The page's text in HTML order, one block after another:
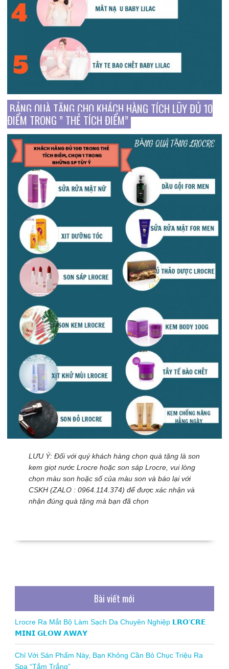
BẢNG QUÀ TẶNG CHO KHÁCH HÀNG TÍCH LŨY ĐỦ 10
ĐIỂM TRONG ” THẺ TÍCH ĐIỂM”
LƯU Ý: Đối với quý khách hàng chọn quà tặng là son
kem giọt nước Lrocre hoặc son sáp Lrocre, vui lòng
chọn màu son hoặc số của màu son và báo lại với
CSKH (ZALO : 0964.114.374) để được xác nhận và
nhận đúng quà tặng mà bạn đã chọn
Bài viết mới
Lrocre Ra Mắt Bộ Làm Sạch Da Chuyên Nghiệp 𝗟𝗥𝗢’𝗖𝗥𝗘
𝗠𝗜𝗡𝗜 𝗚𝗟𝗢𝗪 𝗔𝗪𝗔𝗬
Chỉ Với Sản Phẩm Này, Bạn Không Cần Bỏ Chục Triệu Ra
Spa “Tắm Trắng”